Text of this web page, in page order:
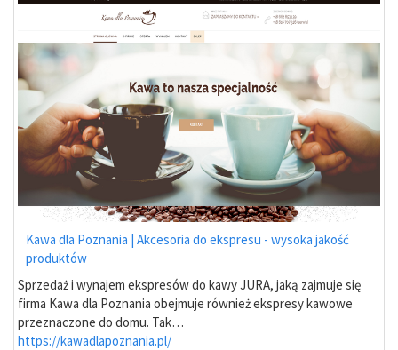
Kawa dla Poznania | Akcesoria do ekspresu - wysoka jakość
produktów
Sprzedaż i wynajem ekspresów do kawy JURA, jaką zajmuje się
firma Kawa dla Poznania obejmuje również ekspresy kawowe
przeznaczone do domu. Tak…
https://kawadlapoznania.pl/